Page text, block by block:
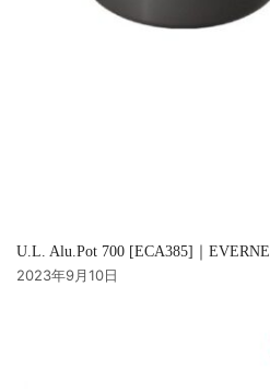
U.L. Alu.Pot 700 [ECA385]｜
2023年9月10日